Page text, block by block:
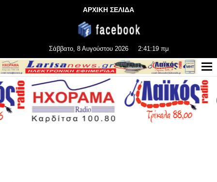
ΑΡΧΙΚΗ ΣΕΛΙΔΑ
Σάββατο, 8 Αυγούστου 2026 2:41:21 πμ